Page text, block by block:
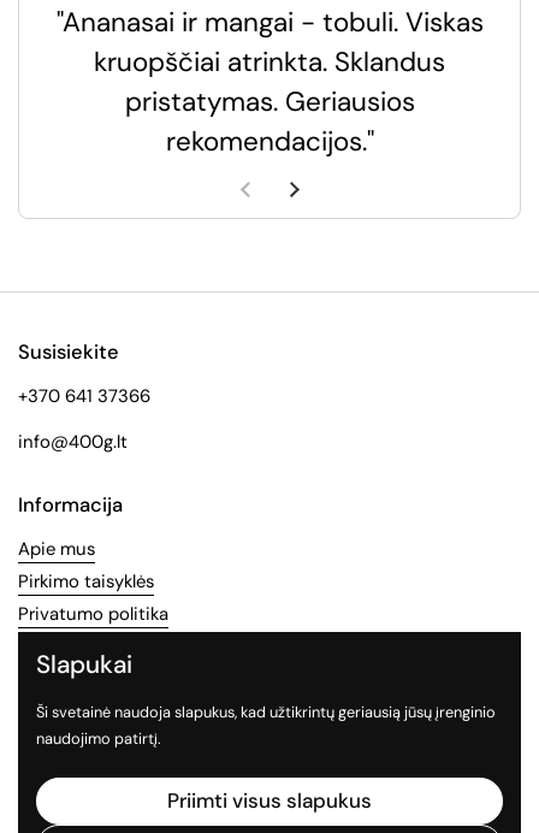
"Ananasai ir mangai - tobuli. Viskas
kruopščiai atrinkta. Sklandus
pristatymas. Geriausios
rekomendacijos."
Ankstesnė skaidrė
Kita skaidrė
Susisiekite
+370 641 37366
info@400g.lt
Informacija
Apie mus
Pirkimo taisyklės
Privatumo politika
Socialinės medijos
Sekite mus socialiniuose tinkluose
Facebook
Slapukai
Ši svetainė naudoja slapukus, kad užtikrintų geriausią jūsų įrenginio
naudojimo patirtį.
Priimti visus slapukus